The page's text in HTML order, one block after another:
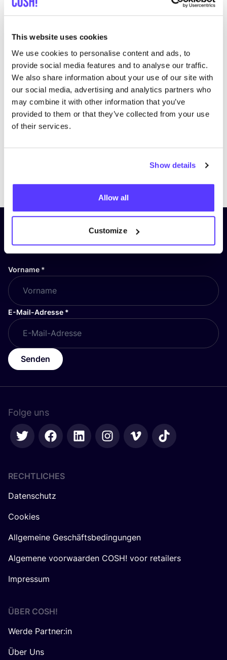
This website uses cookies
We use cookies to personalise content and ads, to
provide social media features and to analyse our traffic.
We also share information about your use of our site with
our social media, advertising and analytics partners who
may combine it with other information that you’ve
provided to them or that they’ve collected from your use
of their services.
Show details
Allow all
Customize
Abonniere unseren Newsletter
und bleibe auf dem Laufenden!
Vorname *
E-Mail-Adresse *
Senden
Folge uns
RECHTLICHES
Datenschutz
Cookies
Allgemeine Geschäftsbedingungen
Algemene voorwaarden COSH! voor retailers
Impressum
ÜBER COSH!
Werde Partner:in
Über Uns